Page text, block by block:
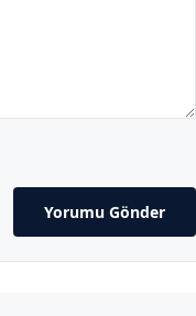
Yorumu Gönder